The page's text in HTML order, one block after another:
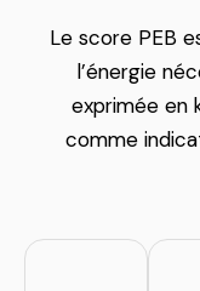
Le score PEB
l’énergie
exprimée en
comme